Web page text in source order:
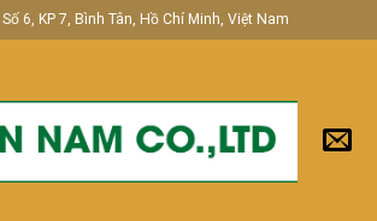
6, KP 7, Bình Tân, Hồ Chí Minh, Việt Nam